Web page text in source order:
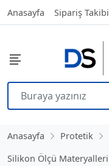
Anasayfa Sipariş Takibi
Anasayfa Protetik
Silikon Ölçü Materyalleri